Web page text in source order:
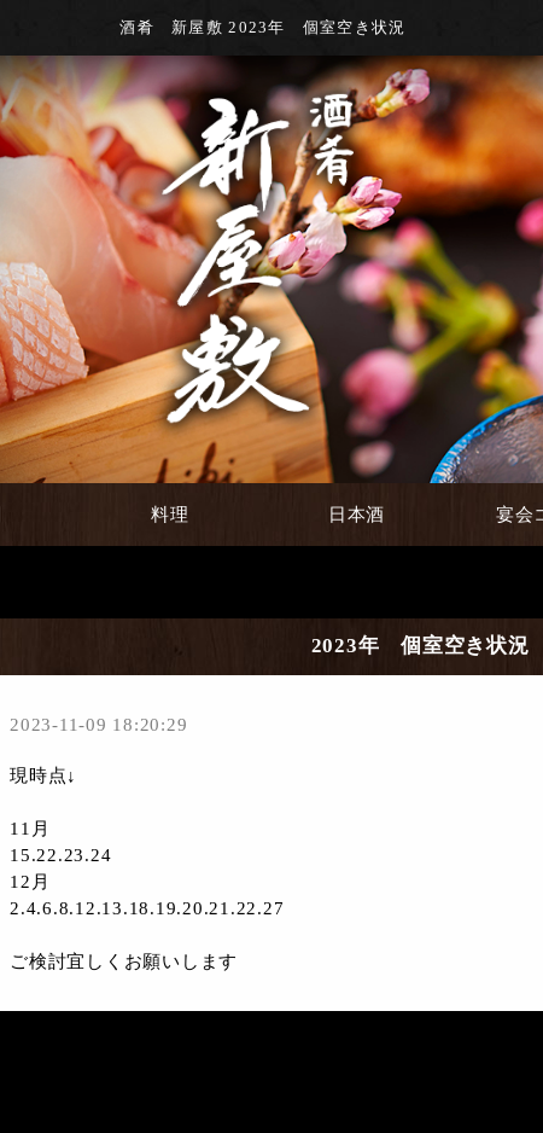
酒肴 新屋敷 2023年 個室空き状況
料理 日本酒 宴会
2023年 個室空き状況
2023-11-09 18:20:29
現時点↓
11月
15.22.23.24
12月
2.4.6.8.12.13.18.19.20.21.22.27
ご検討宜しくお願いします